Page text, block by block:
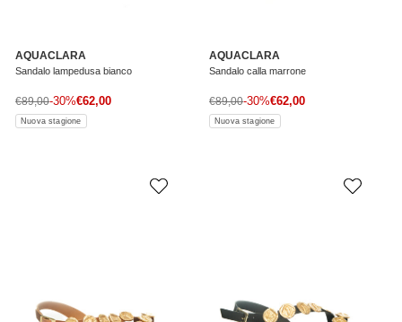
AQUACLARA
Sandalo lampedusa bianco
Prezzo di vendita
€62,00
Prezzo normale
€89,00-30%
Nuova stagione
AQUACLARA
Sandalo calla marrone
Prezzo di vendita
€62,00
Prezzo normale
€89,00-30%
Nuova stagione